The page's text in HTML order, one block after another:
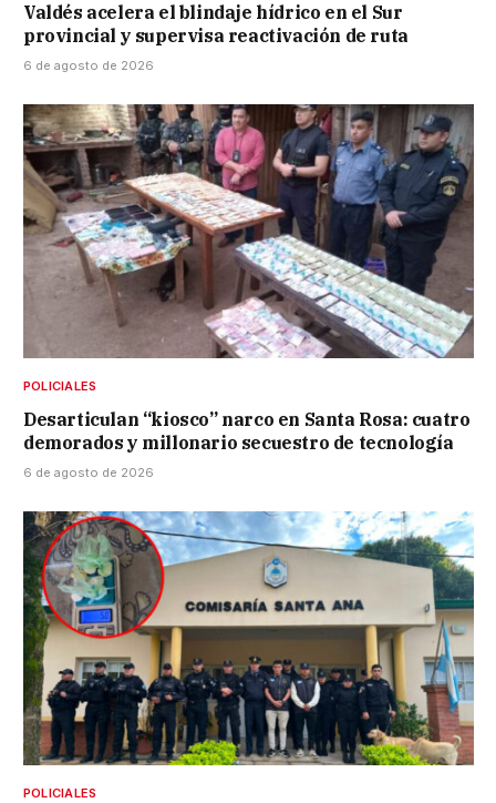
Valdés acelera el blindaje hídrico en el Sur
provincial y supervisa reactivación de ruta
6 de agosto de 2026
POLICIALES
Desarticulan “kiosco” narco en Santa Rosa: cuatro
demorados y millonario secuestro de tecnología
6 de agosto de 2026
POLICIALES